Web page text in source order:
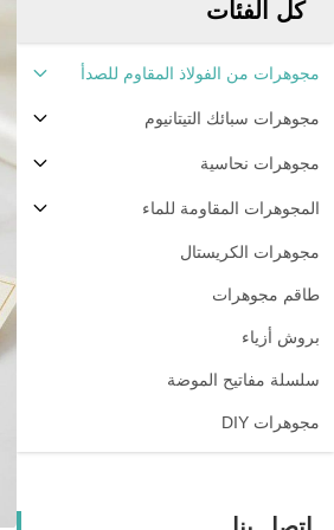
كل الفئات
مجوهرات من الفولاذ المقاوم للصدأ
مجوهرات سبائك التيتانيوم
مجوهرات نحاسية
المجوهرات المقاومة للماء
مجوهرات الكريستال
طاقم مجوهرات
بروش أزياء
سلسلة مفاتيح الموضة
مجوهرات DIY